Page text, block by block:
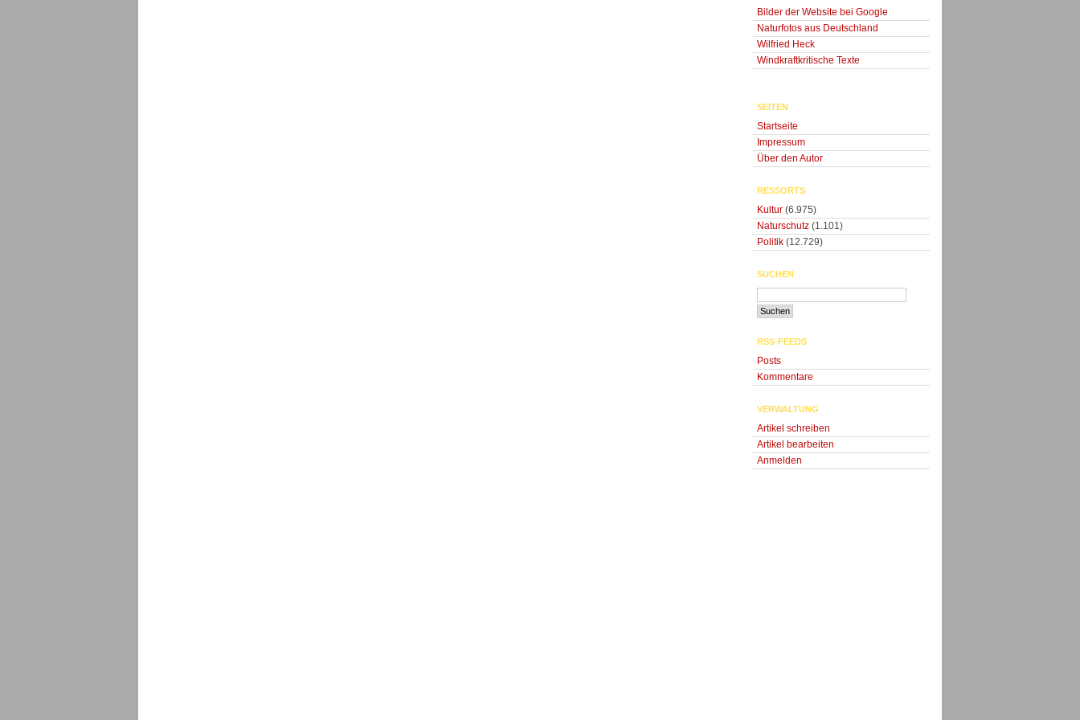
Bilder der Website bei Google
Naturfotos aus Deutschland
Wilfried Heck
Windkraftkritische Texte
SEITEN
Startseite
Impressum
Über den Autor
RESSORTS
Kultur (6.975)
Naturschutz (1.101)
Politik (12.729)
SUCHEN
RSS-FEEDS
Posts
Kommentare
VERWALTUNG
Artikel schreiben
Artikel bearbeiten
Anmelden